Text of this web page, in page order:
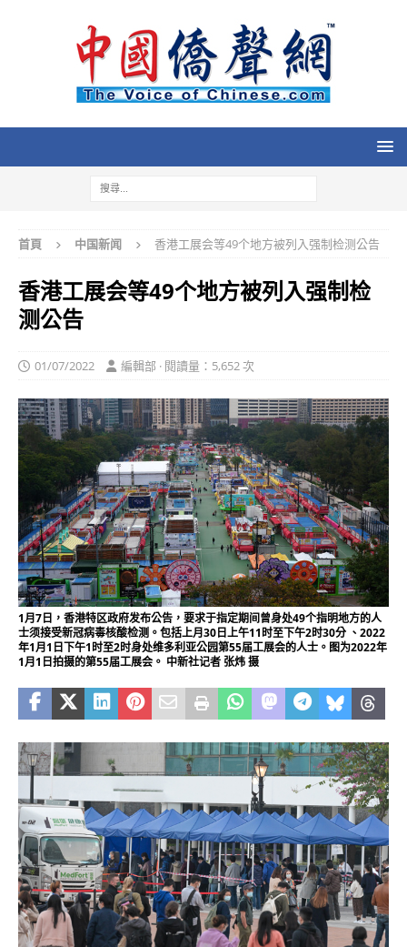
首頁 中国新闻 香港工展会等49个地方被列入强制检测公告
香港工展会等49个地方被列入强制检
测公告
01/07/2022 編輯部 · 閱讀量：5,652 次
1月7日，香港特区政府发布公告，要求于指定期间曾身处49个指明地方的人
士须接受新冠病毒核酸检测。包括上月30日上午11时至下午2时30分 、2022
年1月1日下午1时至2时身处维多利亚公园第55届工展会的人士。图为2022年
1月1日拍摄的第55届工展会。 中新社记者 张炜 摄